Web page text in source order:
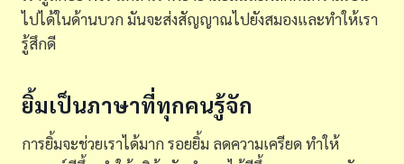
ไปได้ในด้านบวก มันจะส่งสัญญาณไปยังสมองและทำให้เรา
รู้สึกดี
ยิ้มเป็นภาษาที่ทุกคนรู้จัก
การยิ้มจะช่วยเราได้มาก รอยยิ้ม ลดความเครียด ทำให้